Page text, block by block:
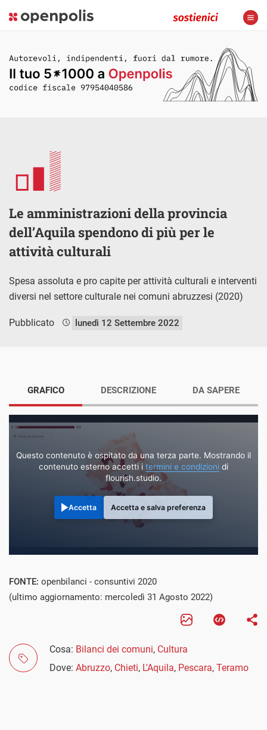
Le amministrazioni della provincia
dell’Aquila spendono di più per le
attività culturali
Spesa assoluta e pro capite per attività culturali e interventi
diversi nel settore culturale nei comuni abruzzesi (2020)
Pubblicato lunedì 12 Settembre 2022
GRAFICO
Questo contenuto è ospitato da una terza parte. Mostrando il
contenuto esterno accetti i termini e condizioni di
flourish.studio.
Accetta Accetta e salva preferenza
DESCRIZIONE DA SAPERE
FONTE: openbilanci - consuntivi 2020
(ultimo aggiornamento: mercoledì 31 Agosto 2022)
Cosa: Bilanci dei comuni, Cultura
Dove: Abruzzo, Chieti, L'Aquila, Pescara, Teramo